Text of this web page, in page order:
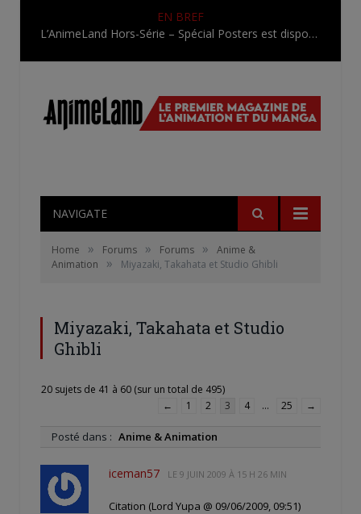
EN BREF
L’AnimeLand Hors-Série – Spécial Posters est disponible !
NAVIGATE
Home » Forums » Forums »
Anime &
Animation
» Miyazaki, Takahata et Studio Ghibli
Miyazaki, Takahata et Studio
Ghibli
20 sujets de 41 à 60 (sur un total de 495)
←
1 2 3 4 … 25 →
Posté dans : Anime & Animation
iceman57 LE 9 JUIN 2009 À 15 H 26 MIN
Citation (Lord Yupa @ 09/06/2009, 09:51)